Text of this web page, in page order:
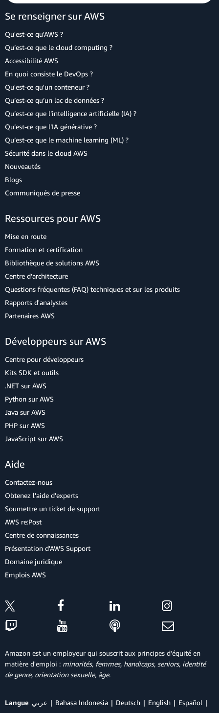
Se renseigner sur AWS
Qu'est-ce qu'AWS ?
Qu’est-ce que le cloud computing ?
Accessibilité AWS
En quoi consiste le DevOps ?
Qu'est-ce qu'un conteneur ?
Qu’est-ce qu’un lac de données ?
Qu’est-ce que l’intelligence artificielle (IA) ?
Qu’est-ce que l’IA générative ?
Qu’est-ce que le machine learning (ML) ?
Sécurité dans le cloud AWS
Nouveautés
Blogs
Communiqués de presse
Ressources pour AWS
Mise en route
Formation et certification
Bibliothèque de solutions AWS
Centre d'architecture
Questions fréquentes (FAQ) techniques et sur les produits
Rapports d'analystes
Partenaires AWS
Développeurs sur AWS
Centre pour développeurs
Kits SDK et outils
.NET sur AWS
Python sur AWS
Java sur AWS
PHP sur AWS
JavaScript sur AWS
Aide
Contactez-nous
Obtenez l'aide d'experts
Soumettre un ticket de support
AWS re:Post
Centre de connaissances
Présentation d'AWS Support
Domaine juridique
Emplois AWS
Amazon est un employeur qui souscrit aux principes d'équité en
matière d'emploi : minorités, femmes, handicaps, seniors, identité
de genre, orientation sexuelle, âge.
Langue عربي Bahasa Indonesia Deutsch English
Español